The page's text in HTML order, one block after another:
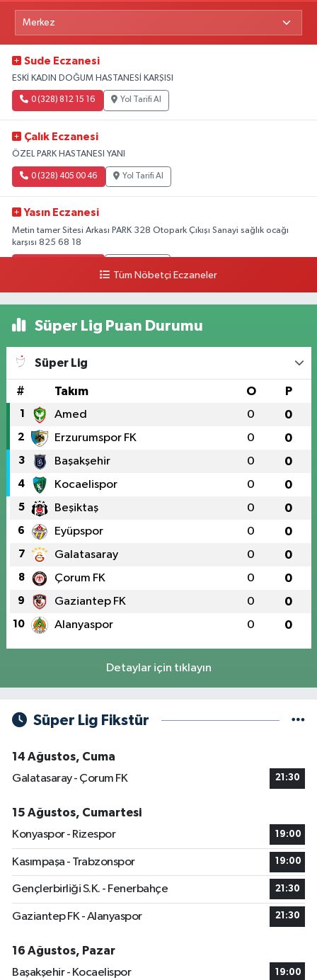
Sude Eczanesi
ESKİ KADIN DOĞUM HASTANESİ KARŞISI
0 (328) 812 15 16 Yol Tarifi Al
Çalık Eczanesi
ÖZEL PARK HASTANESI YANI
0 (328) 405 00 46 Yol Tarifi Al
Yasın Eczanesi
Metin tamer Sitesi Arkası PARK 328 Otopark Çıkışı Sanayi sağlık ocağı
karşısı 825 68 18
Tüm Nöbetçi Eczaneler
Süper Lig Puan Durumu
Süper Lig
# Takım O P
1 Amed 0 0
2 Erzurumspor FK 0 0
3 Başakşehir 0 0
4 Kocaelispor 0 0
5 Beşiktaş 0 0
6 Eyüpspor 0 0
7 Galatasaray 0 0
8 Çorum FK 0 0
9 Gaziantep FK 0 0
10 Alanyaspor 0 0
Detaylar için tıklayın
Süper Lig Fikstür
14 Ağustos, Cuma
Galatasaray - Çorum FK
21:30
15 Ağustos, Cumartesi
Konyaspor - Rizespor
19:00
Kasımpaşa - Trabzonspor 19:00
Gençlerbirliği S.K. - Fenerbahçe 21:30
Gaziantep FK - Alanyaspor 21:30
16 Ağustos, Pazar
Başakşehir - Kocaelispor
19:00